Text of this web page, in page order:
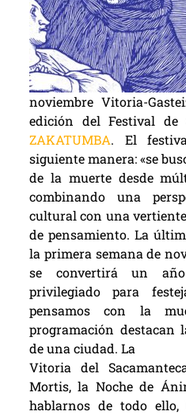
noviembre Vitoria-
edición del Festival
ZAKATUMBA. El
siguiente manera: «se
de la muerte desde
combinando una
cultural con una
de pensamiento. La
la primera semana de
se convertirá un
privilegiado para
pensamos con la
programación destacan
de una ciudad. La
Vitoria del
Mortis, la Noche de
hablarnos de todo ello,